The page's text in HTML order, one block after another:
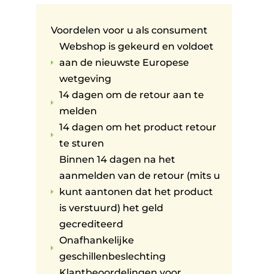
Voordelen voor u als consument
E
Webshop is gekeurd en voldoet
aan de nieuwste Europese
wetgeving
E
14 dagen om de retour aan te
melden
E
14 dagen om het product retour
te sturen
E
Binnen 14 dagen na het
aanmelden van de retour (mits u
kunt aantonen dat het product
is verstuurd) het geld
gecrediteerd
E
Onafhankelijke
geschillenbeslechting